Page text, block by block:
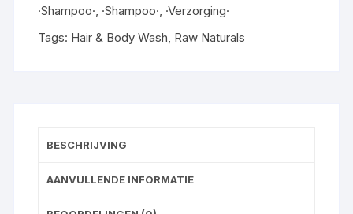
·Shampoo· ·Shampoo· ·Verzorging·
Tags: Hair & Body Wash Raw Naturals
BESCHRIJVING
AANVULLENDE INFORMATIE